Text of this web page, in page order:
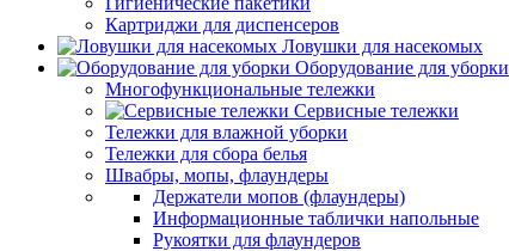
Картриджи для диспенсеров
Ловушки для насекомых
Оборудование для уборки
Многофункциональные тележки
Сервисные тележки
Тележки для влажной уборки
Тележки для сбора белья
Швабры, мопы, флаундеры
Держатели мопов (флаундеры)
Информационные таблички напольные
Рукоятки для флаундеров